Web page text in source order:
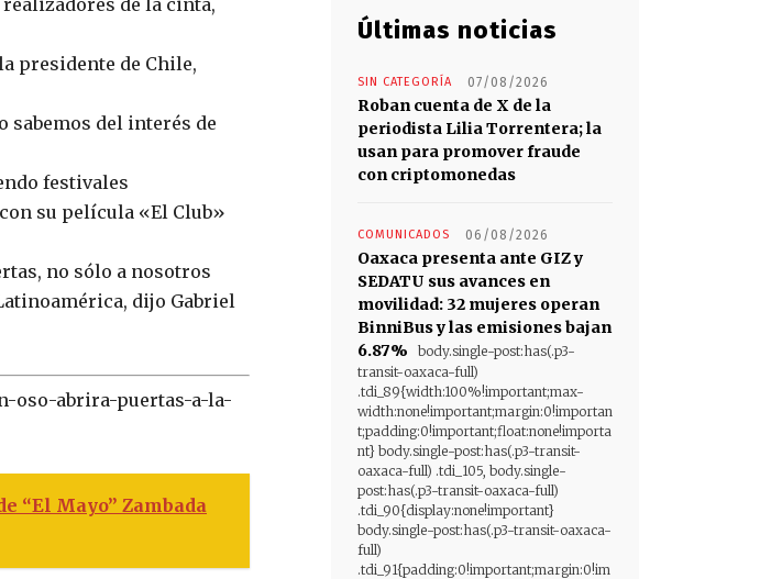
presidente de Chile,
sabemos del interés de
festivales
su película «El Club»
no sólo a nosotros
dijo Gabriel
oso-abrira-puertas-a-la-
“El Mayo” Zambada
Últimas noticias
SIN CATEGORÍA 07/08/2026
Roban cuenta de X de la
periodista Lilia Torrentera; la
usan para promover fraude
con criptomonedas
COMUNICADOS 06/08/2026
Oaxaca presenta ante GIZ y
SEDATU sus avances en
movilidad: 32 mujeres operan
BinniBus y las emisiones bajan
6.87%
body.single-post:has(.p3-
transit-oaxaca-full)
.tdi_89{width:100%!important;max-
width:none!important;margin:0!importan
t;padding:0!important;float:none!importa
nt} body.single-post:has(.p3-transit-
oaxaca-full) .tdi_105, body.single-
post:has(.p3-transit-oaxaca-full)
.tdi_90{display:none!important}
body.single-post:has(.p3-transit-oaxaca-
full)
.tdi_91{padding:0!important;margin:0!im